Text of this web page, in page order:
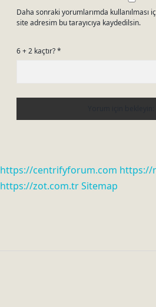
Daha sonraki yorumlarımda kullanılması
site adresim bu tarayıcıya kaydedilsin.
6 + 2 kaçtır?*
https://centrifyforum.com https://
https://zot.com.trSitemap